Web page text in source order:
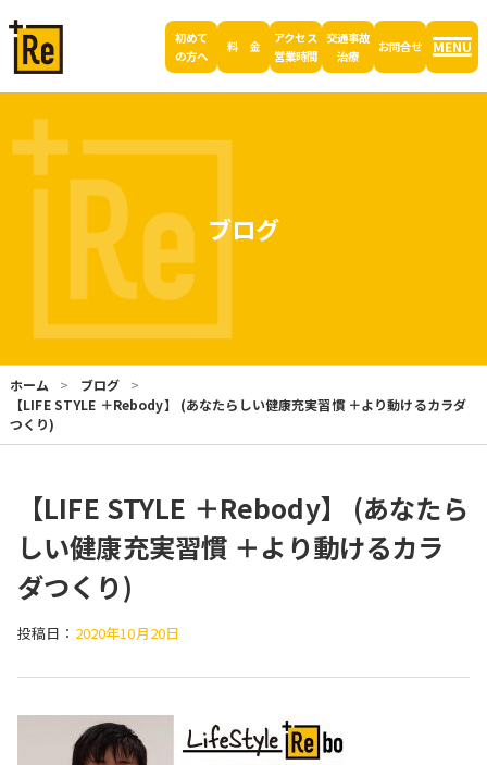
初めて
の方へ
料 金
アクセス
営業時間
交通事故
治療
お問合せ MENU
ブログ
ホーム
ブログ
【LIFE STYLE ＋Rebody】 (あなたらしい健康充実習慣 ＋より動けるカラダ
つくり)
【LIFE STYLE ＋Rebody】 (あなたら
しい健康充実習慣 ＋より動けるカラ
ダつくり)
投稿日： 2020年10月20日